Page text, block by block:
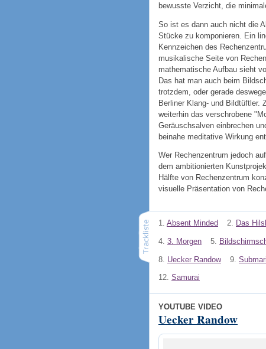
bewusste Verzicht, die
So ist es dann auch nicht die
Stücke zu komponieren. Ein
Kennzeichen des
musikalische Seite von
mathematische Aufbau sieht
Das hat man auch beim
trotzdem, oder gerade
Berliner Klang- und Bildtüftler.
weiterhin das verschrobene
Geräuschsalven einbrechen
beinahe meditative Wirkung
Wer Rechenzentrum jedoch
dem ambitionierten
Hälfte von Rechenzentrum
visuelle Präsentation von
1. Absent Minded 2. Das
4. 3. Morgen 5.
8. Uecker Randow 9.
12. Samurai
YOUTUBE VIDEO
Uecker Randow